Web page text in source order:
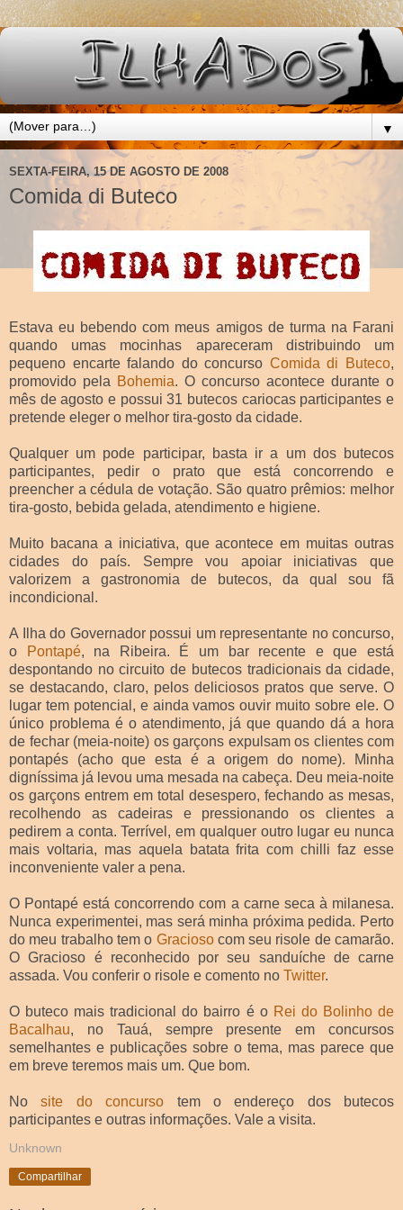
▼
SEXTA-FEIRA, 15 DE AGOSTO DE 2008
Comida di Buteco
Estava eu bebendo com meus amigos de turma na Farani
quando umas mocinhas apareceram distribuindo um
pequeno encarte falando do concurso Comida di Buteco,
promovido pela Bohemia. O concurso acontece durante o
mês de agosto e possui 31 butecos cariocas participantes e
pretende eleger o melhor tira-gosto da cidade.
Qualquer um pode participar, basta ir a um dos butecos
participantes, pedir o prato que está concorrendo e
preencher a cédula de votação. São quatro prêmios: melhor
tira-gosto, bebida gelada, atendimento e higiene.
Muito bacana a iniciativa, que acontece em muitas outras
cidades do país. Sempre vou apoiar iniciativas que
valorizem a gastronomia de butecos, da qual sou fã
incondicional.
A Ilha do Governador possui um representante no concurso,
o
Pontapé, na Ribeira. É um bar recente e que está
despontando no circuito de butecos tradicionais da cidade,
se destacando, claro, pelos deliciosos pratos que serve. O
lugar tem potencial, e ainda vamos ouvir muito sobre ele. O
único problema é o atendimento, já que quando dá a hora
de fechar (meia-noite) os garçons expulsam os clientes com
pontapés (acho que esta é a origem do nome). Minha
digníssima já levou uma mesada na cabeça. Deu meia-noite
os garçons entrem em total desespero, fechando as mesas,
recolhendo as cadeiras e pressionando os clientes a
pedirem a conta. Terrível, em qualquer outro lugar eu nunca
mais voltaria, mas aquela batata frita com chilli faz esse
inconveniente valer a pena.
O Pontapé está concorrendo com a carne seca à milanesa.
Nunca experimentei, mas será minha próxima pedida. Perto
do meu trabalho tem o Graciosocom seu risole de camarão.
O Gracioso é reconhecido por seu sanduíche de carne
assada. Vou conferir o risole e comento no Twitter.
O buteco mais tradicional do bairro é o Rei do Bolinho de
Bacalhau, no Tauá, sempre presente em concursos
semelhantes e publicações sobre o tema, mas parece que
em breve teremos mais um. Que bom.
Nosite do concurso tem o endereço dos butecos
participantes e outras informações. Vale a visita.
Unknown
Compartilhar